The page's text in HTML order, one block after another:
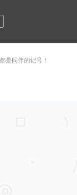
是同伴的记号！